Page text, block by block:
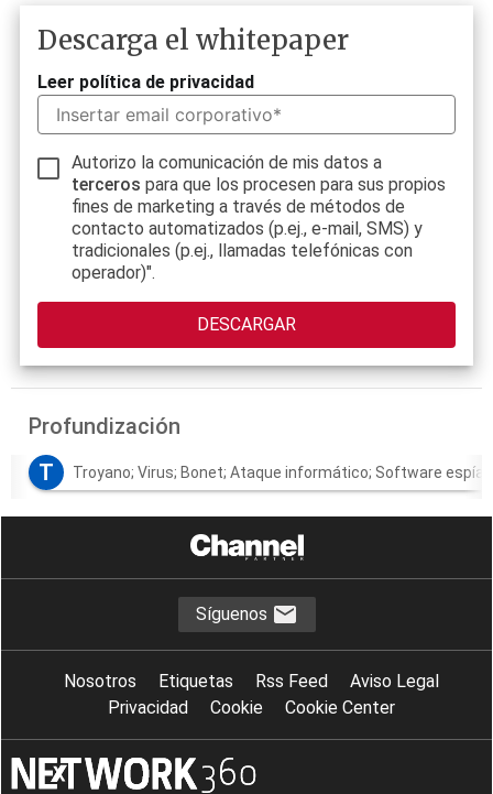
Descarga el whitepaper
Leer política de privacidad
Autorizo la comunicación de mis datos a
tercerospara que los procesen para sus propios
fines de marketing a través de métodos de
contacto automatizados (p.ej., e-mail, SMS) y
tradicionales (p.ej., llamadas telefónicas con
operador)".
Profundización
T
Troyano; Virus; Bonet; Ataque informático; Software
Síguenos
Nosotros Etiquetas Rss Feed
Aviso Legal
Privacidad
Cookie Cookie Center